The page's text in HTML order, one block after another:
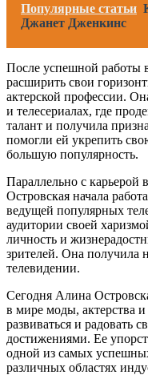
Популярные статьи
Джанет Дженкинс
После успешной работы
расширить свои
актерской профессии.
и телесериалах, где
талант и получила
помогли ей укрепить
большую популярность.
Параллельно с карьерой
Островская начала
ведущей популярных
аудитории своей
личность и
зрителей. Она получила
телевидении.
Сегодня Алина
в мире моды, актерства
развиваться и радовать
достижениями. Ее
одной из самых
различных областях